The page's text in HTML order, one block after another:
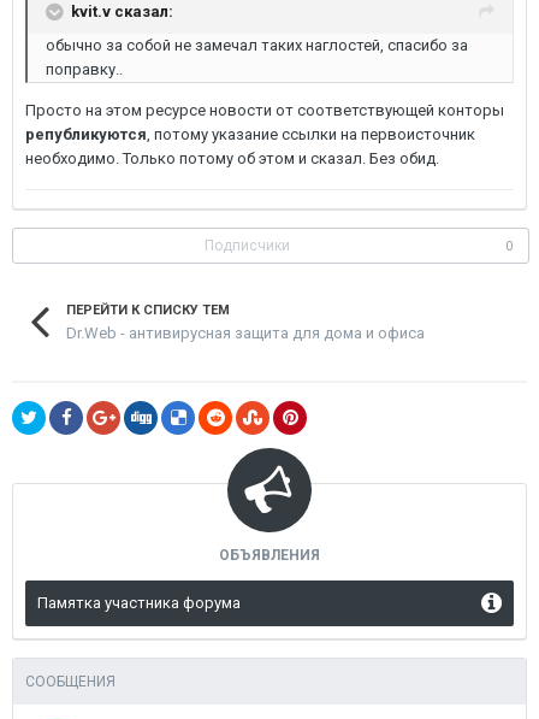
kvit.v сказал:
обычно за собой не замечал таких наглостей, спасибо за
поправку..
Просто на этом ресурсе новости от соответствующей конторы
републикуются, потому указание ссылки на первоисточник
необходимо. Только потому об этом и сказал. Без обид.
Подписчики 0
ПЕРЕЙТИ К СПИСКУ ТЕМ
Dr.Web - антивирусная защита для дома и офиса
ОБЪЯВЛЕНИЯ
Памятка участника форума
СООБЩЕНИЯ